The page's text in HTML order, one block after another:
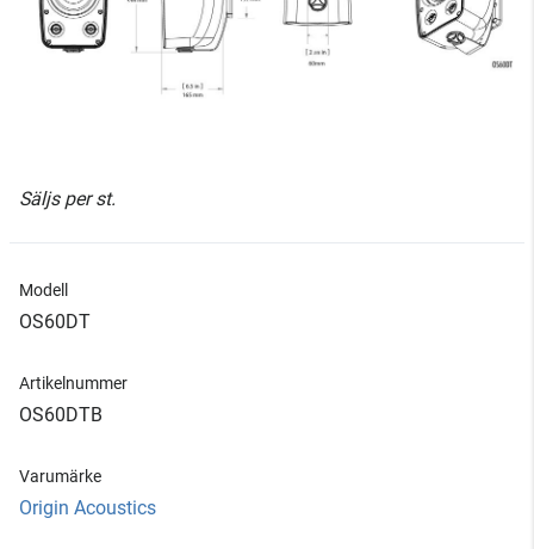
Säljs per st.
Modell
OS60DT
Artikelnummer
OS60DTB
Varumärke
Origin Acoustics